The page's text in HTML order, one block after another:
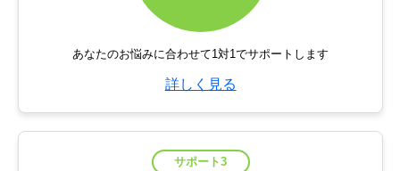
あなたのお悩みに合わせて1対1でサポートします
詳しく見る
サポート3